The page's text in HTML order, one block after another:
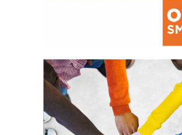
La prévention des conflits
d’intérêts
18 septembre 2023
FEUILLETER